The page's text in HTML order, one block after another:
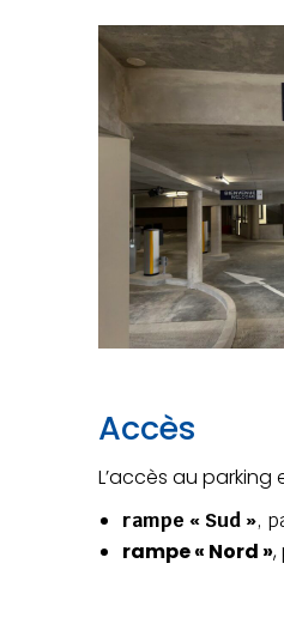
Accès
L’accès au parking
rampe « Sud »,
rampe « Nord »,